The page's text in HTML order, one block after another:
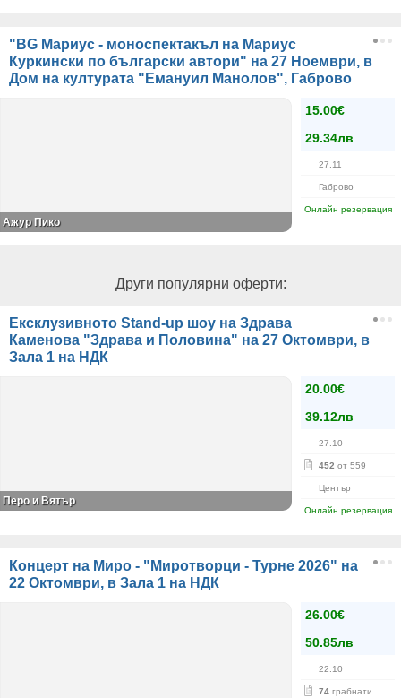
"BG Мариус - моноспектакъл на Мариус
Куркински по български автори" на 27 Ноември, в
Дом на културата "Емануил Манолов", Габрово
15.00€
29.34лв
27.11
Габрово
Онлайн резервация
Ажур Пико
Други популярни оферти:
Ексклузивното Stand-up шоу на Здрава
Каменова "Здрава и Половина" на 27 Октомври, в
Зала 1 на НДК
20.00€
39.12лв
27.10
452 от 559
Център
Онлайн резервация
Перо и Вятър
Концерт на Миро - "Миротворци - Турне 2026" на
22 Октомври, в Зала 1 на НДК
26.00€
50.85лв
22.10
74 грабнати